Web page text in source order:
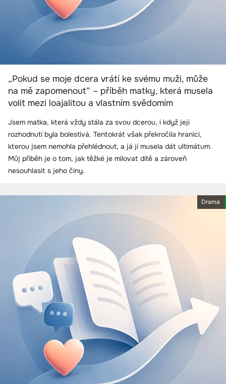
„Pokud se moje dcera vrátí ke svému muži, může
na mě zapomenout“ – příběh matky, která musela
volit mezi loajalitou a vlastním svědomím
Jsem matka, která vždy stála za svou dcerou, i když její
rozhodnutí byla bolestivá. Tentokrát však překročila hranici,
kterou jsem nemohla přehlédnout, a já jí musela dát ultimátum.
Můj příběh je o tom, jak těžké je milovat dítě a zároveň
nesouhlasit s jeho činy.
Drama